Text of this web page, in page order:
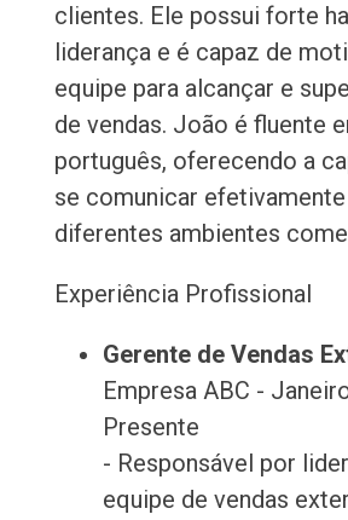
clientes. Ele possui forte
liderança e é capaz de
equipe para alcançar e
de vendas. João é fluente
português, oferecendo a
se comunicar
diferentes ambientes
Experiência Profissional
Gerente de Vendas
Empresa ABC -
Presente
- Responsável por
equipe de vendas